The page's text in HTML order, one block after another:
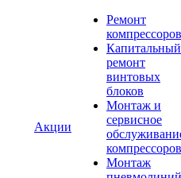
Акции
Ремонт
компрессоров
Капитальный
ремонт
винтовых
блоков
Монтаж и
сервисное
компрессоров
Монтаж